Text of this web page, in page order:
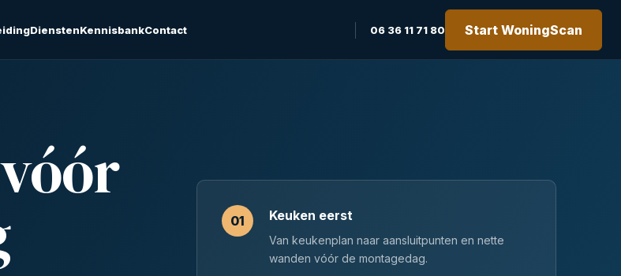
DienstenKennisbankContact 06 36 11 71 80 Start WoningScan
01 Keuken eerst
Van keukenplan naar aansluitpunten en nette
wanden vóór de montagedag.